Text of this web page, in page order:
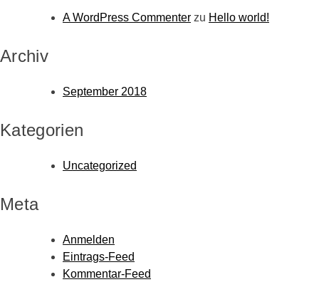
A WordPress Commenter zu Hello world!
Archiv
September 2018
Kategorien
Uncategorized
Meta
Anmelden
Eintrags-Feed
Kommentar-Feed